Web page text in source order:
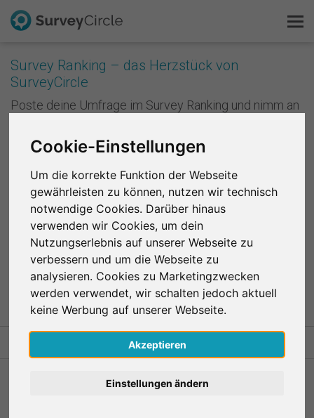
Cookie-Einstellungen
Um die korrekte Funktion der Webseite
gewährleisten zu können, nutzen wir technisch
notwendige Cookies. Darüber hinaus
verwenden wir Cookies, um dein
Nutzungserlebnis auf unserer Webseite zu
verbessern und um die Webseite zu
analysieren. Cookies zu Marketingzwecken
werden verwendet, wir schalten jedoch aktuell
keine Werbung auf unserer Webseite.
Akzeptieren
Einstellungen ändern
Survey Ranking – das Herzstück von
SurveyCircle
Poste deine Umfrage im Survey Ranking und nimm an
deiner Studie im Survey Ranking. Je besser deine
deiner Studie teil. Anders formuliert: Je mehr du
andere unterstützt, desto mehr Unterstützung
bekommst du zurück.
Registriere dich kostenlos, um bei SurveyCircle
Studienteilnehmer zu finden und spannende
Forschungsprojekte zu unterstützen.
Region 1 R 4
Forschung entdecken
FAQ
Kostenlos registrieren
Anmelden
English
Nederlands